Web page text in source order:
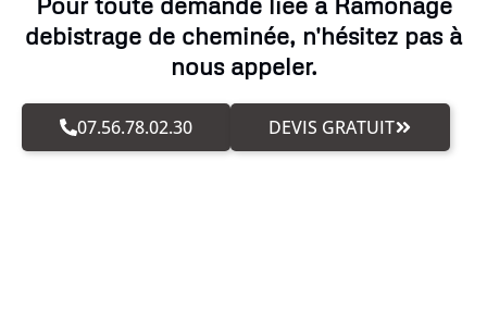
debistrage de cheminée, n'hésitez pas à
nous appeler.
07.56.78.02.30 DEVIS GRATUIT